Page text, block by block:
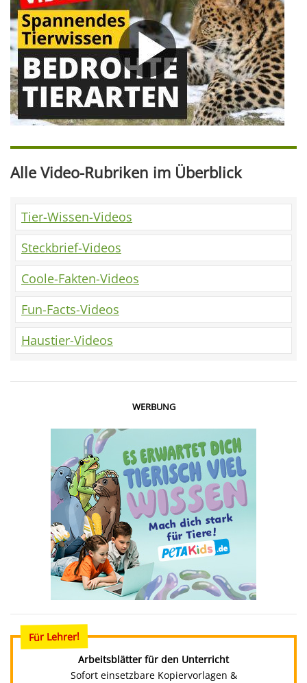
Alle Video-Rubriken im Überblick
Tier-Wissen-Videos
Steckbrief-Videos
Coole-Fakten-Videos
Fun-Facts-Videos
Haustier-Videos
WERBUNG
Für Lehrer!
Arbeitsblätter für den Unterricht
Sofort einsetzbare Kopiervorlagen &